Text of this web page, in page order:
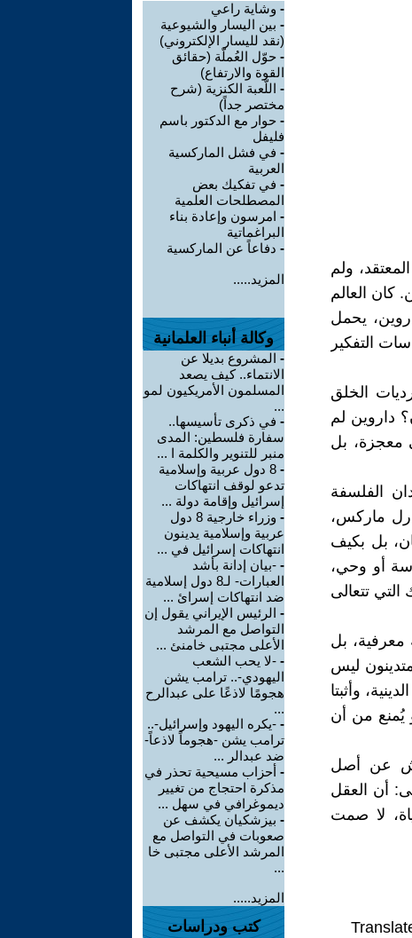
ولم
كان العالم
يحمل
التفكير
الخلق
داروين لم
معجزة، بل
الفلسفة
ماركس،
بل بكيف
أو وحي،
تتعالى
بل
ليس
وأثبتا
يُمنع من أن
عن أصل
أن العقل
لا صمت
- وشاية راعي
- بين اليسار والشيوعية
(نقد لليسار الإلكتروني)
- حوّل العُملّة (حقائق
القوة والارتفاع)
- اللّعبة الكنزية (شرح
مختصر جداً)
- حوار مع الدكتور باسم
فليفل
- في فشل الماركسية
العربية
- في تفكيك بعض
المصطلحات العلمية
- امرسون وإعادة بناء
البراغماتية
- دفاعاً عن الماركسية
المزيد.....
وكالة أنباء العلمانية
- المشروع بديلا عن
الانتماء.. كيف يصعد
المسلمون الأمريكيون لمو
...
- في ذكرى تأسيسها..
سفارة فلسطين: المدى
منبر للتنوير والكلمة ا ...
-
8 دول عربية وإسلامية
تدعو لوقف انتهاكات
إسرائيل وإقامة دولة ...
-
وزراء خارجية 8 دول
عربية وإسلامية يدينون
انتهاكات إسرائيل في ...
- -بيان إدانة بأشد
العبارات- لـ8 دول إسلامية
ضد انتهاكات إسرائ ...
- الرئيس الإيراني يقول إن
التواصل مع المرشد
الأعلى مجتبى خامنئ ...
- -لا يحب الشعب
اليهودي-.. ترامب يشن
هجومًا لاذعًا على عبدالرح
...
- -يكره اليهود وإسرائيل-..
ترامب يشن -هجوماً لاذعاً-
ضد عبدالر ...
- أحزاب مسيحية تحذر في
مذكرة احتجاج من تغيير
ديموغرافي في سهل ...
- بيزشكيان يكشف عن
صعوبات في التواصل مع
المرشد الأعلى مجتبى خا
...
المزيد.....
كتب ودراسات